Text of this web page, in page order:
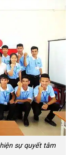
sự quyết tâm